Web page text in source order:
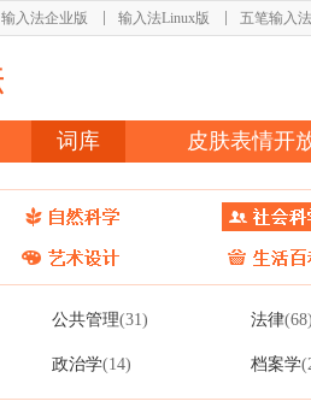
输入法企业版 输入法Linux版 五笔输入法
词库 皮肤表情开
公共管理(31) 法律
政治学(14) 档案学